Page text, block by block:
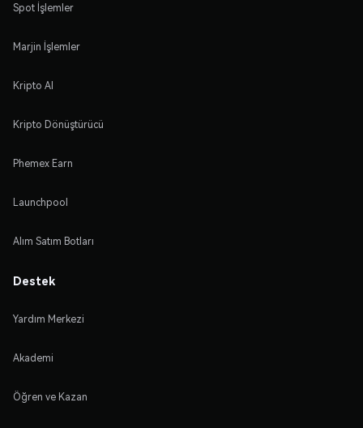
Spot İşlemler
Marjin İşlemler
Kripto Al
Kripto Dönüştürücü
Phemex Earn
Launchpool
Alım Satım Botları
Destek
Yardım Merkezi
Akademi
Öğren ve Kazan